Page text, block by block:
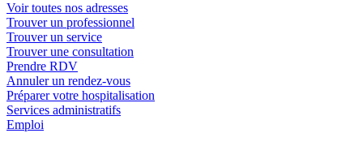
Voir toutes nos adresses
Trouver un professionnel
Trouver un service
Trouver une consultation
Prendre RDV
Annuler un rendez-vous
Préparer votre hospitalisation
Services administratifs
Emploi​